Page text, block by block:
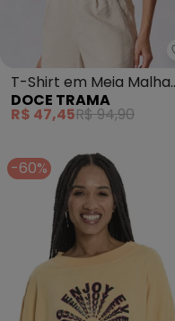
T-Shirt em Meia Malha
(Amarelo)
DOCE TRAMA
R$ 47,45R$ 94,90
-60%